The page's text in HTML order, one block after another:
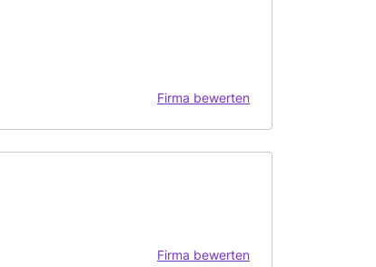
Firma bewerten
Firma bewerten